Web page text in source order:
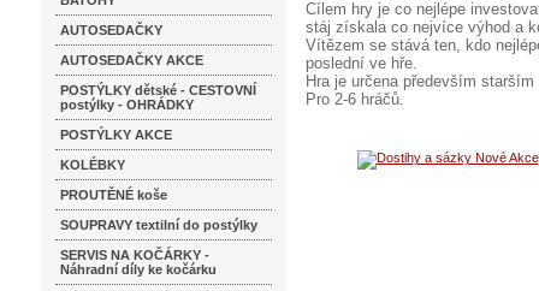
AUTOSEDAČKY
AUTOSEDAČKY AKCE
POSTÝLKY dětské - CESTOVNÍ
postýlky - OHRÁDKY
POSTÝLKY AKCE
KOLÉBKY
PROUTĚNÉ koše
SOUPRAVY textilní do postýlky
SERVIS NA KOČÁRKY -
Náhradní díly ke kočárku
Cílem hry je co nejlépe
stáj získala co nejvíce výhod a
Vítězem se stává ten, kdo
poslední ve hře.
Hra je určena především
Pro 2-6 hráčů.